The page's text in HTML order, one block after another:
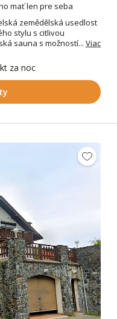
mať len pre seba
zemědělská usedlost
stylu s citlivou
sauna s možností... Viac
za noc